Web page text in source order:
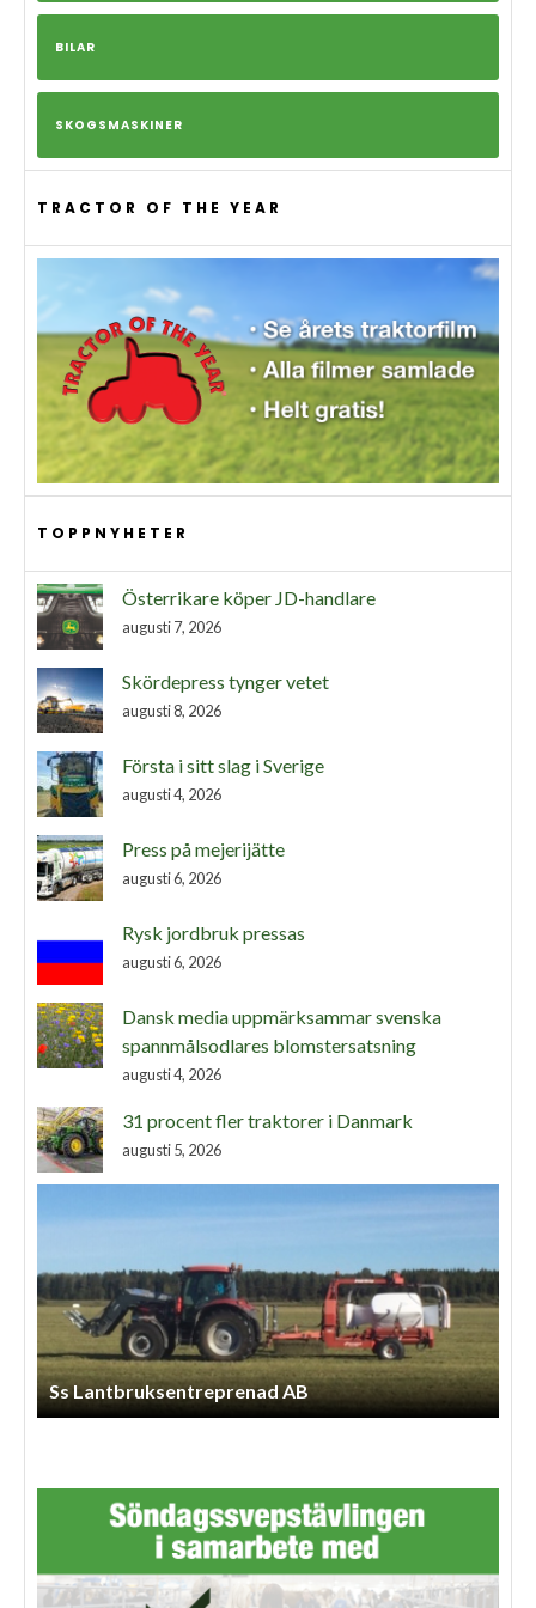
BILAR
SKOGSMASKINER
TRACTOR OF THE YEAR
TOPPNYHETER
Österrikare köper JD-handlare
augusti 7, 2026
Skördepress tynger vetet
augusti 8, 2026
Första i sitt slag i Sverige
augusti 4, 2026
Press på mejerijätte
augusti 6, 2026
Rysk jordbruk pressas
augusti 6, 2026
Dansk media uppmärksammar svenska
spannmålsodlares blomstersatsning
augusti 4, 2026
31 procent fler traktorer i Danmark
augusti 5, 2026
Ss Lantbruksentreprenad AB